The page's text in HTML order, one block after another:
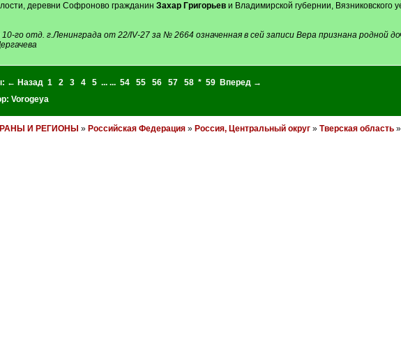
деревни Софроново гражданин Захар Григорьеви Владимирской губернии, Вязниковского
го отд. г.Ленинграда от 22/IV-27 за № 2664 означенная в сей записи Вера признана родной
← Назад 1 2 3 4 5 ... ... 54 55 56 57 58 * 59
Вперед →
Vorogeya
И РЕГИОНЫ » Российская Федерация» Россия, Центральный округ» Тверская область»